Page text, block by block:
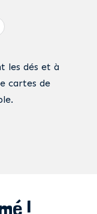
les dés et à
cartes de